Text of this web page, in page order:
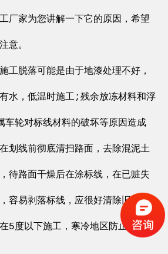
厂家为您讲解一下它的原因，希望
意。
脱落可能是由于地漆处理不好，
水，低温时施工;残余放冻材料和浮
轮对标线材料的破坏等原因造成
划线前彻底清扫路面，去除混泥土
待路面干燥后在涂标线，在已赃失
容易剥落标线，应很好清除旧标线
5度以下施工，寒冷地区防止覆带